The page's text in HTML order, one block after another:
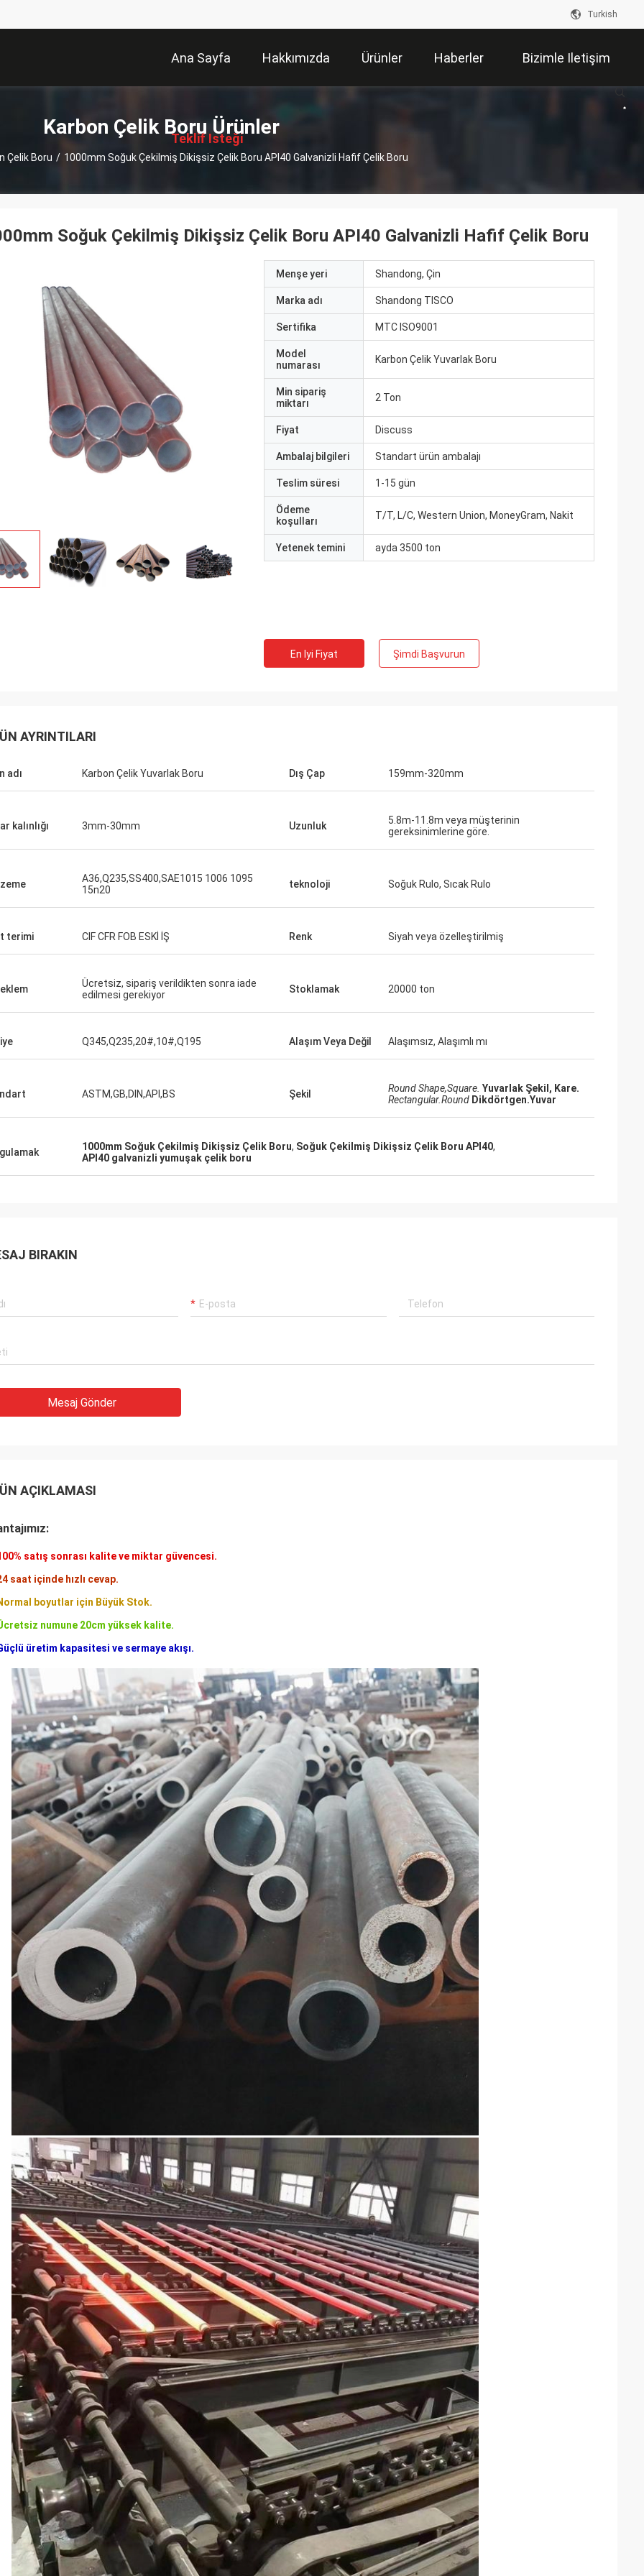
Mesaj bırakın Sizi yakında arayacağız!
SUNMAK
Turkish
Ana Sayfa Hakkımızda Ürünler Haberler Bizimle Iletişim
述
Teklif Isteği
Karbon Çelik Boru Ürünler
Çelik Boru / 1000mm Soğuk Çekilmiş Dikişsiz Çelik Boru API40 Galvanizli Hafif Çelik Boru
Sipariş ettiğimiz malları tatmin ettiğimizi
gururla söylüyoruz ve bu ikinci siparişimiz.
Soğuk Çekilmiş Dikişsiz Çelik Boru API40 Galvanizli Hafif Çelik Boru
Menşe yeri Shandong, Çin
Marka adı Shandong TISCO
Sertifika MTC ISO9001
Model
numarası
Karbon Çelik Yuvarlak Boru
Min sipariş
miktarı
2 Ton
Fiyat Discuss
Ambalaj bilgileri Standart ürün ambalajı
Teslim süresi 1-15 gün
Ödeme
koşulları
T/T, L/C, Western Union, MoneyGram, Nakit
Yetenek temini ayda 3500 ton
En Iyi Fiyat Şimdi Başvurun
AYRINTILARI
adı Karbon Çelik Yuvarlak Boru Dış Çap 159mm-320mm
kalınlığı 3mm-30mm Uzunluk
5.8m-11.8m veya müşterinin
gereksinimlerine göre.
A36,Q235,SS400,SAE1015 1006 1095
15n20
teknoloji Soğuk Rulo, Sıcak Rulo
terimi CIF CFR FOB ESKİ İŞ Renk Siyah veya özelleştirilmiş
Ücretsiz, sipariş verildikten sonra iade
edilmesi gerekiyor
Stoklamak 20000 ton
Q345,Q235,20#,10#,Q195 Alaşım Veya Değil Alaşımsız, Alaşımlı mı
ASTM,GB,DIN,API,BS Şekil Round Shape,Square. Yuvarlak Şekil, Kare.
Rectangular.Round Dikdörtgen.Yuvar
1000mm Soğuk Çekilmiş Dikişsiz Çelik Boru, Soğuk Çekilmiş Dikişsiz Çelik Boru API40,
API40 galvanizli yumuşak çelik boru
BIRAKIN
Mesaj Gönder
AÇIKLAMASI
satış sonrası kalite ve miktar güvencesi.
saat içinde hızlı cevap.
boyutlar için Büyük Stok.
numune 20cm yüksek kalite.
üretim kapasitesi ve sermaye akışı.